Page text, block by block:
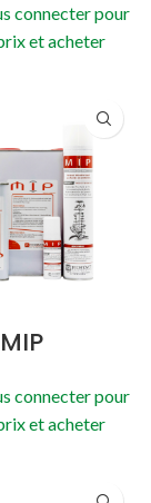
connecter pour
et acheter
MIP
connecter pour
et acheter